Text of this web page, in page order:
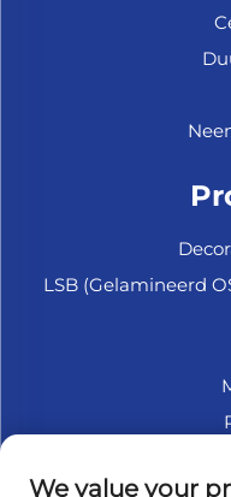
LSB (Gelamineerd
We value your